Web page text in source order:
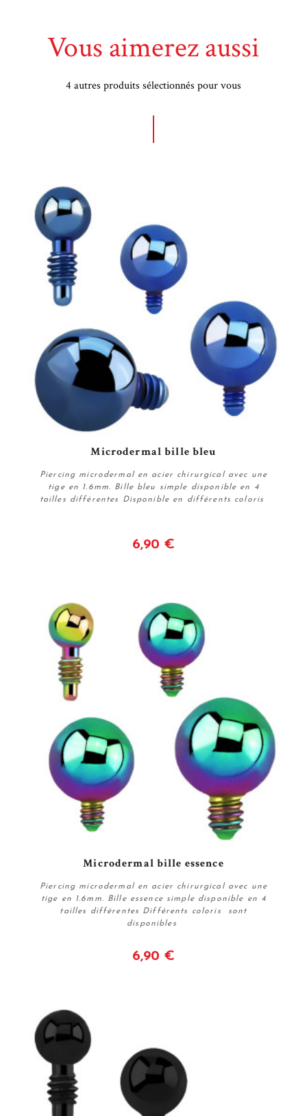
Vous aimerez aussi
4 autres produits sélectionnés pour vous
Microdermal bille bleu
Piercing microdermal en acier chirurgical avec une
tige en 1.6mm. Bille bleu simple disponible en 4
tailles différentes Disponible en différents coloris
6,90 €
Microdermal bille essence
Piercing microdermal en acier chirurgical avec une
tige en 1.6mm. Bille essence simple disponible en 4
tailles différentes Différents coloris sont
disponibles
6,90 €